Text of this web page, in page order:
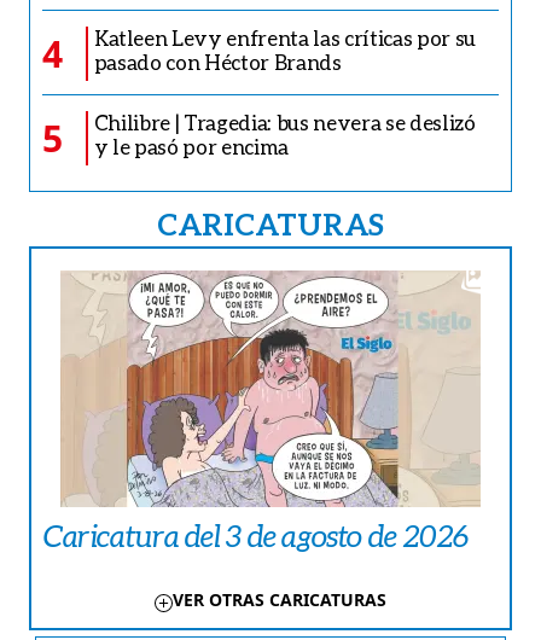
4
Katleen Levy enfrenta las críticas por su
pasado con Héctor Brands
5
Chilibre | Tragedia: bus nevera se deslizó
y le pasó por encima
CARICATURAS
Caricatura del 3 de agosto de 2026
VER OTRAS CARICATURAS